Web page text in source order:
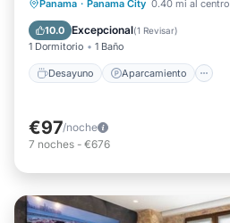
Panama · Panama City 0.40 mi al centro
10.0 Excepcional(1 Revisar)
1 Dormitorio 1 Baño
Desayuno Aparcamiento
Desayuno Aparcamiento
Balcón/Terraza
€97/noche
7 noches - €676